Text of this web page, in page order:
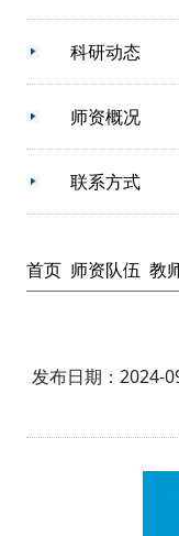
科研动态
师资概况
联系方式
首页 师资队伍 教
发布日期：2024-